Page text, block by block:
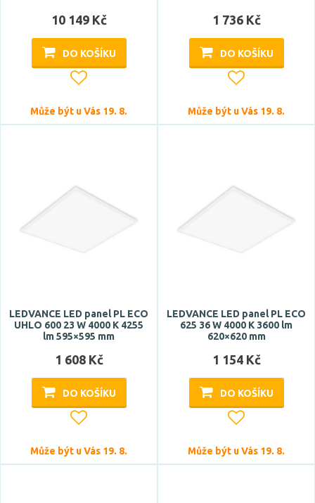
10 149 Kč
DO KOŠÍKU
Může být u Vás 19. 8.
1 736 Kč
DO KOŠÍKU
Může být u Vás 19. 8.
LEDVANCE LED panel PL ECO
UHLO 600 23 W 4000 K 4255
lm 595×595 mm
1 608 Kč
DO KOŠÍKU
Může být u Vás 19. 8.
LEDVANCE LED panel PL ECO
625 36 W 4000 K 3600 lm
620×620 mm
1 154 Kč
DO KOŠÍKU
Může být u Vás 19. 8.